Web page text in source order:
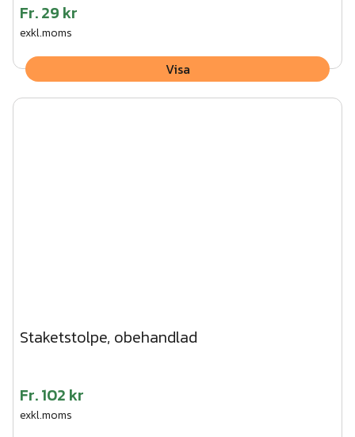
Fr.29 kr
exkl.moms
Visa
Staketstolpe, obehandlad
Fr.102 kr
exkl.moms